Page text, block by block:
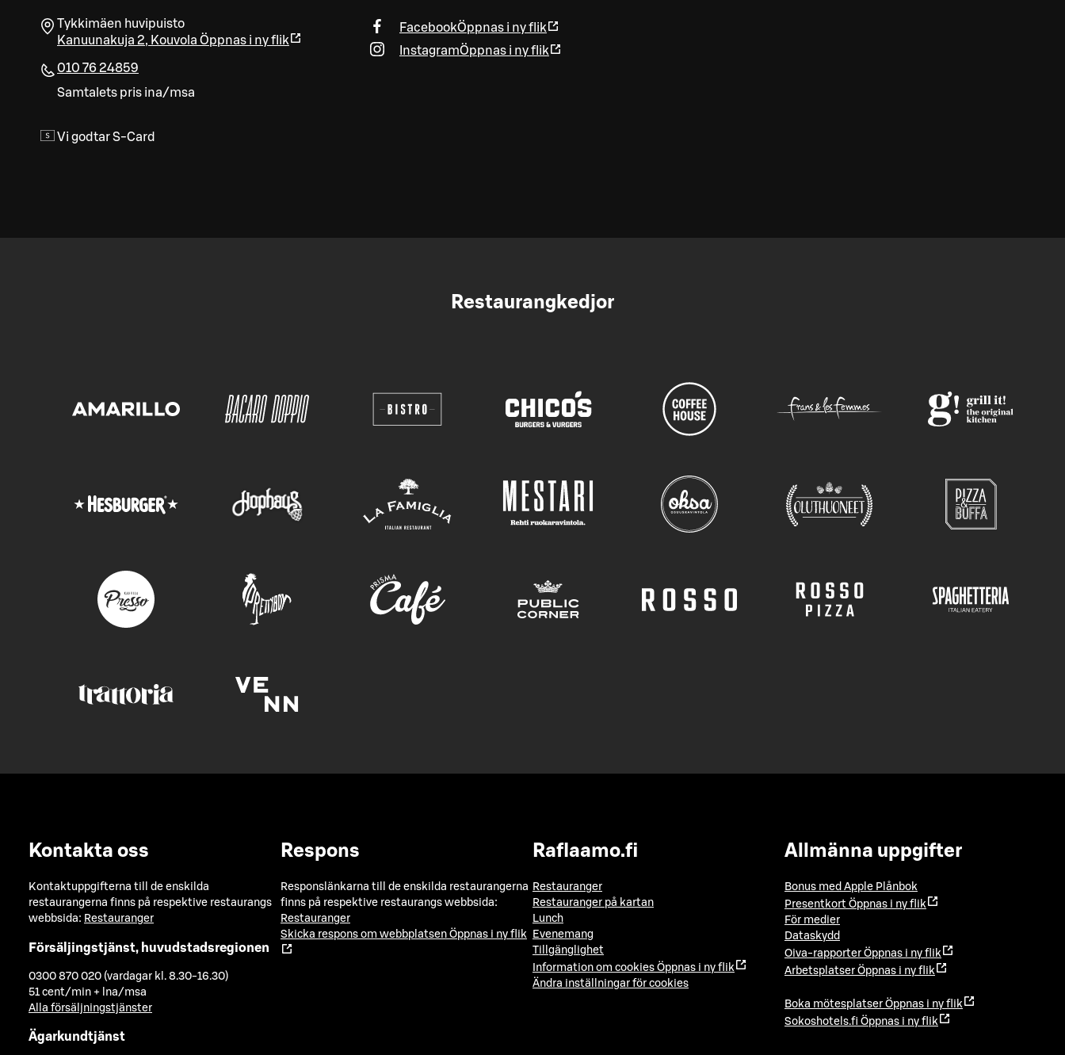
Tykkimäen huvipuisto
Kanuunakuja 2, Kouvola Öppnas i ny flik
010 76 24859
Samtalets pris ina/msa
Vi godtar S-Card
FacebookÖppnas i ny flik
InstagramÖppnas i ny flik
Restaurangkedjor
Kontakta oss
Kontaktuppgifterna till de enskilda
restaurangerna finns på respektive restaurangs
webbsida: Restauranger
Försäljingstjänst, huvudstadsregionen
0300 870 020 (vardagar kl. 8.30-16.30)
51 cent/min + lna/msa
Alla försäljningstjänster
Ägarkundtjänst
Respons
Responslänkarna till de enskilda restaurangerna
finns på respektive restaurangs webbsida:
Restauranger
Skicka respons om webbplatsen Öppnas i ny flik
Raflaamo.fi
Restauranger
Restauranger på kartan
Lunch
Evenemang
Tillgänglighet
Information om cookies Öppnas i ny flik
Ändra inställningar för cookies
Allmänna uppgifter
Bonus med Apple Plånbok
Presentkort Öppnas i ny flik
För medier
Dataskydd
Oiva-rapporter Öppnas i ny flik
Arbetsplatser Öppnas i ny flik
Boka mötesplatser Öppnas i ny flik
Sokoshotels.fi Öppnas i ny flik